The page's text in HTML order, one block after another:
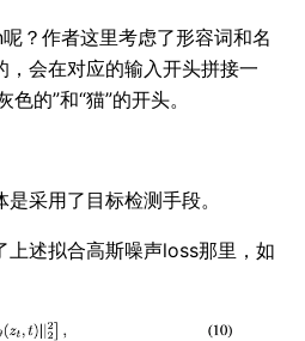
？作者这里考虑了形容词和名
，会在对应的输入开头拼接一
的”和“猫”的开头。
采用了目标检测手段。
上述拟合高斯噪声loss那里，如